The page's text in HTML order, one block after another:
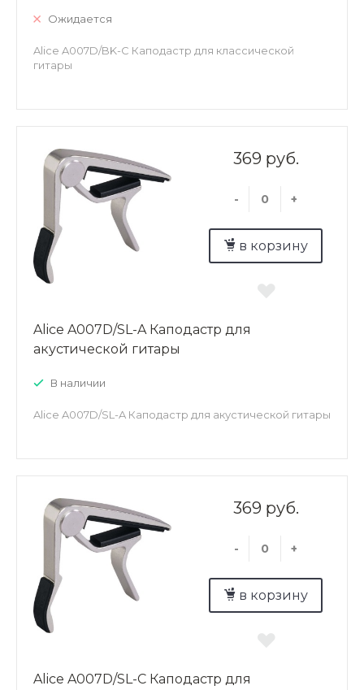
Ожидается
Alice A007D/BK-C Каподастр для классической
гитары
369 руб.
- +
в корзину
Alice A007D/SL-A Каподастр для
акустической гитары
В наличии
Alice A007D/SL-A Каподастр для акустической гитары
369 руб.
- +
в корзину
Alice A007D/SL-C Каподастр для